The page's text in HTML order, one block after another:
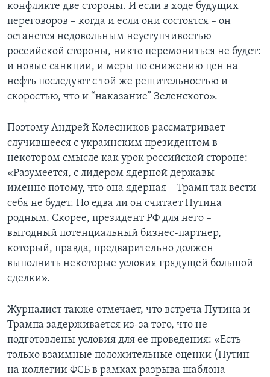
конфликте две стороны. И если в ходе будущих
переговоров – когда и если они состоятся – он
останется недовольным неуступчивостью
российской стороны, никто церемониться не будет:
и новые санкции, и меры по снижению цен на
нефть последуют с той же решительностью и
скоростью, что и “наказание” Зеленского».
Поэтому Андрей Колесников рассматривает
случившееся с украинским президентом в
некотором смысле как урок российской стороне:
«Разумеется, с лидером ядерной державы –
именно потому, что она ядерная – Трамп так вести
себя не будет. Но едва ли он считает Путина
родным. Скорее, президент РФ для него –
выгодный потенциальный бизнес-партнер,
который, правда, предварительно должен
выполнить некоторые условия грядущей большой
сделки».
Журналист также отмечает, что встреча Путина и
Трампа задерживается из-за того, что не
подготовлены условия для ее проведения: «Есть
только взаимные положительные оценки (Путин
на коллегии ФСБ в рамках разрыва шаблона